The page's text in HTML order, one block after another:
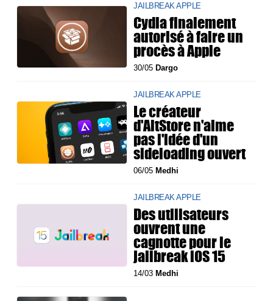
JAILBREAK APPLE
Cydia finalement
autorisé à faire un
procès à Apple
30/05 Dargo
JAILBREAK APPLE
Le créateur
d'AltStore n'aime
pas l'idée d'un
sideloading ouvert
06/05 Medhi
JAILBREAK APPLE
Des utilisateurs
ouvrent une
cagnotte pour le
jailbreak iOS 15
14/03 Medhi